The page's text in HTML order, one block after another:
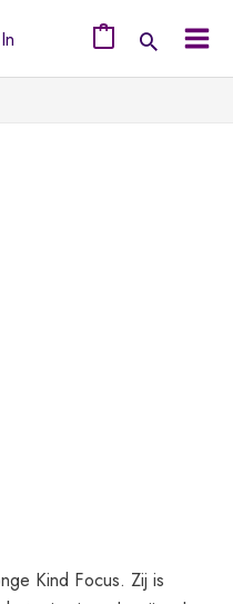
Kind Focus. Zij is